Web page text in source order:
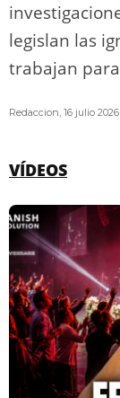
legislan las
trabajan
Redaccion, 16 julio 2026
VÍDEOS